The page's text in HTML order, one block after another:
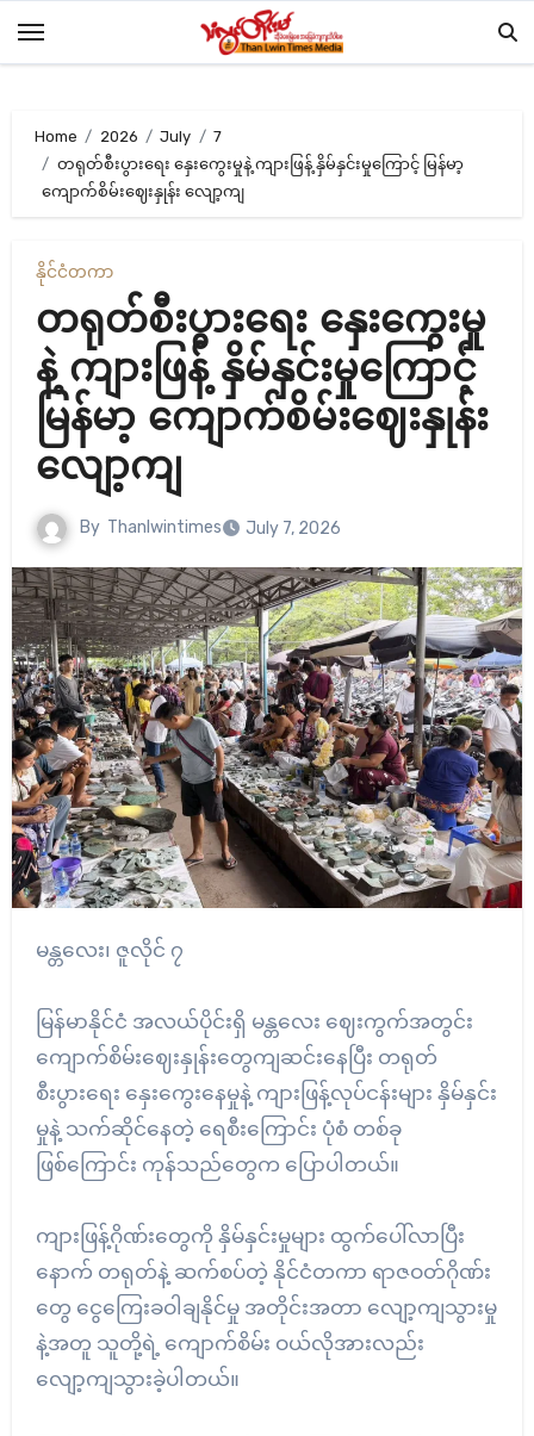
Home 2026 July
7
တရုတ်စီးပွားရေး နှေးကွေးမှုနဲ့ ကျားဖြန့် နှိမ်နှင်းမှုကြောင့် မြန်မာ့
ကျောက်စိမ်းဈေးနှုန်း လျော့ကျ
နိုင်ငံတကာ
တရုတ်စီးပွားရေး နှေးကွေးမှု
နဲ့ ကျားဖြန့် နှိမ်နှင်းမှုကြောင့်
မြန်မာ့ ကျောက်စိမ်းဈေးနှုန်း
လျော့ကျ
By Thanlwintimes July 7, 2026
မန္တလေး၊ ဇူလိုင် ၇
မြန်မာနိုင်ငံ အလယ်ပိုင်းရှိ မန္တလေး ဈေးကွက်အတွင်း
ကျောက်စိမ်းဈေးနှုန်းတွေကျဆင်းနေပြီး တရုတ်
စီးပွားရေး နှေးကွေးနေမှုနဲ့ ကျားဖြန့်လုပ်ငန်းများ နှိမ်နှင်း
မှုနဲ့ သက်ဆိုင်နေတဲ့ ရေစီးကြောင်း ပုံစံ တစ်ခု
ဖြစ်ကြောင်း ကုန်သည်တွေက ပြောပါတယ်။
ကျားဖြန့်ဂိုဏ်းတွေကို နှိမ်နှင်းမှုများ ထွက်ပေါ်လာပြီး
နောက် တရုတ်နဲ့ ဆက်စပ်တဲ့ နိုင်ငံတကာ ရာဇဝတ်ဂိုဏ်း
တွေ ငွေကြေးခဝါချနိုင်မှု အတိုင်းအတာ လျော့ကျသွားမှု
နဲ့အတူ သူတို့ရဲ့ ကျောက်စိမ်း ဝယ်လိုအားလည်း
လျော့ကျသွားခဲ့ပါတယ်။